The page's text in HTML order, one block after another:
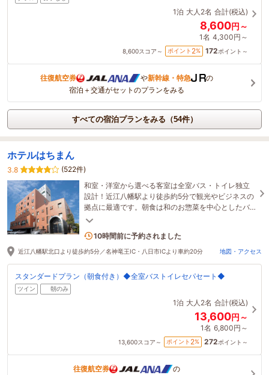
1泊 大人2名 合計(税込)
8,600円～
1名 4,300円～
8,600スコア～ ポイント 2% 172ポイント～
往復航空券 や新幹線・特急
の
宿泊＋交通がセットのプランをみる
すべての宿泊プランをみる（54件）
ホテルはちまん
3.8
(522件)
和室・洋室から選べる客室は全室バス・トイレ独立
設計！近江八幡駅より徒歩約5分で観光やビジネスの
拠点に最適です。朝食は和のお惣菜を中心としたバ
イキングをご用意しております。◆駐車場無料◆
10時間前に予約されました
近江八幡駅北口より徒歩約5分／名神竜王IC・八日市ICより車約20分 地図・アクセス
スタンダードプラン（朝食付き）◆全室バストイレセパセート◆
ツイン 朝のみ
1泊 大人2名 合計(税込)
13,600円～
1名 6,800円～
13,600スコア～ ポイント 2% 272ポイント～
往復航空券
の